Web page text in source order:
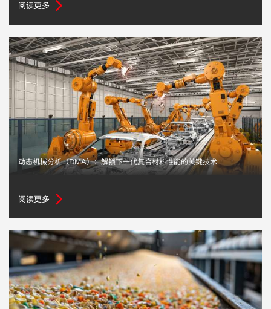
阅读更多
动态机械分析（DMA）：解锁下一代复合材料性能的关键技术
阅读更多